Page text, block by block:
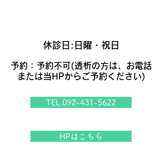
休診日:日曜・祝日
予約：予約不可(透析の方は、お電話
または当HPからご予約ください)
TEL.092-431-5622
HPはこちら